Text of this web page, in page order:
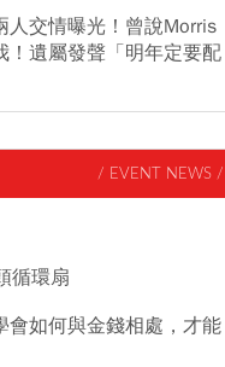
交情曝光！曾說Morris
！遺屬發聲「明年定要配
/ EVENT NEWS /
循環扇
會如何與金錢相處，才能